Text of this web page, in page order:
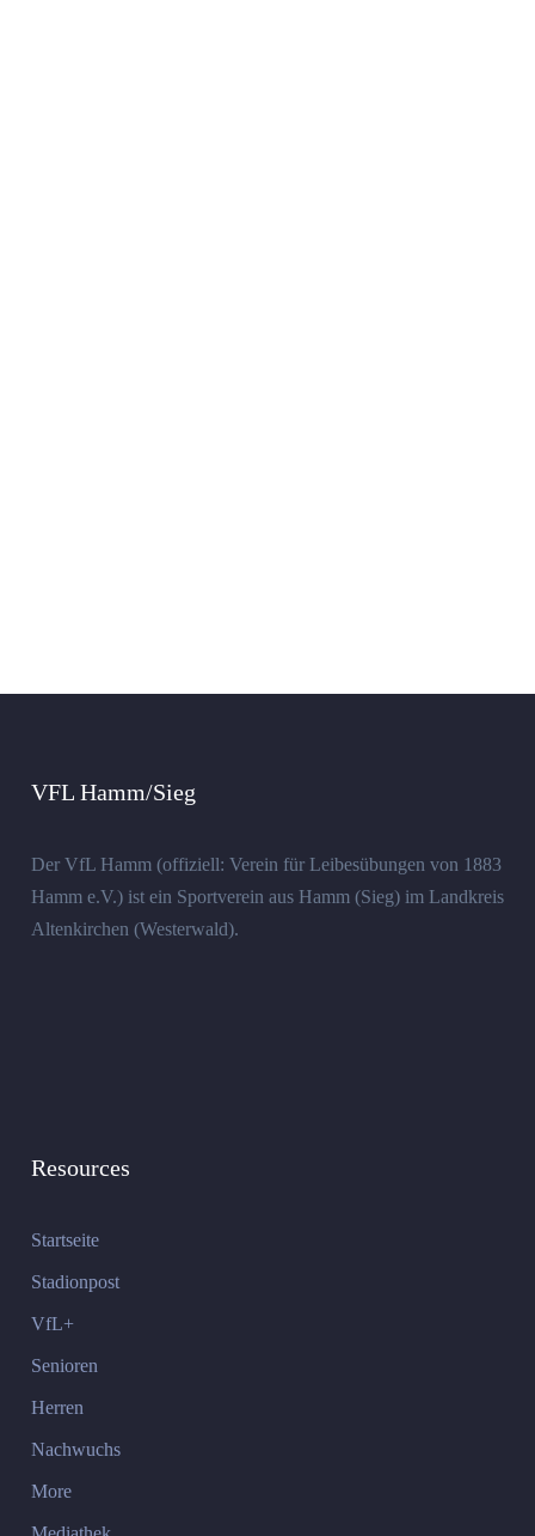
VFL Hamm/Sieg
Der VfL Hamm (offiziell: Verein für Leibesübungen von 1883
Hamm e.V.) ist ein Sportverein aus Hamm (Sieg) im Landkreis
Altenkirchen (Westerwald).
Resources
Startseite
Stadionpost
VfL+
Senioren
Herren
Nachwuchs
More